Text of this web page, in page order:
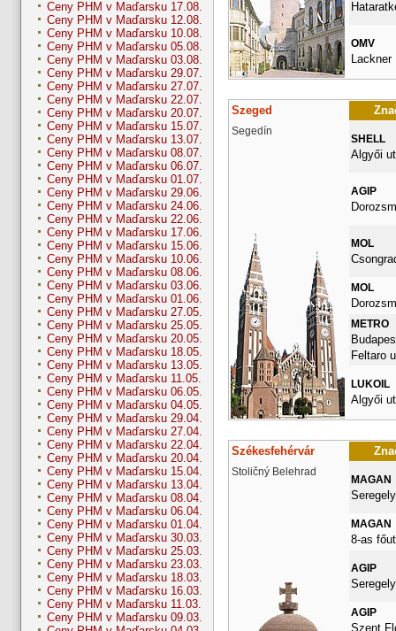
Ceny PHM v Maďarsku 17.08.
Ceny PHM v Maďarsku 12.08.
Ceny PHM v Maďarsku 10.08.
Ceny PHM v Maďarsku 05.08.
Ceny PHM v Maďarsku 03.08.
Ceny PHM v Maďarsku 29.07.
Ceny PHM v Maďarsku 27.07.
Ceny PHM v Maďarsku 22.07.
Ceny PHM v Maďarsku 20.07.
Ceny PHM v Maďarsku 15.07.
Ceny PHM v Maďarsku 13.07.
Ceny PHM v Maďarsku 08.07.
Ceny PHM v Maďarsku 06.07.
Ceny PHM v Maďarsku 01.07.
Ceny PHM v Maďarsku 29.06.
Ceny PHM v Maďarsku 24.06.
Ceny PHM v Maďarsku 22.06.
Ceny PHM v Maďarsku 17.06.
Ceny PHM v Maďarsku 15.06.
Ceny PHM v Maďarsku 10.06.
Ceny PHM v Maďarsku 08.06.
Ceny PHM v Maďarsku 03.06.
Ceny PHM v Maďarsku 01.06.
Ceny PHM v Maďarsku 27.05.
Ceny PHM v Maďarsku 25.05.
Ceny PHM v Maďarsku 20.05.
Ceny PHM v Maďarsku 18.05.
Ceny PHM v Maďarsku 13.05.
Ceny PHM v Maďarsku 11.05.
Ceny PHM v Maďarsku 06.05.
Ceny PHM v Maďarsku 04.05.
Ceny PHM v Maďarsku 29.04.
Ceny PHM v Maďarsku 27.04.
Ceny PHM v Maďarsku 22.04.
Ceny PHM v Maďarsku 20.04.
Ceny PHM v Maďarsku 15.04.
Ceny PHM v Maďarsku 13.04.
Ceny PHM v Maďarsku 08.04.
Ceny PHM v Maďarsku 06.04.
Ceny PHM v Maďarsku 01.04.
Ceny PHM v Maďarsku 30.03.
Ceny PHM v Maďarsku 25.03.
Ceny PHM v Maďarsku 23.03.
Ceny PHM v Maďarsku 18.03.
Ceny PHM v Maďarsku 16.03.
Ceny PHM v Maďarsku 11.03.
Ceny PHM v Maďarsku 09.03.
OMV
Szeged
Segedín
SHELL
Algyői ut
AGIP
MOL
MOL
METRO
Feltaro
LUKOIL
Algyői ut
Székesfehérvár
Stoličný Belehrad
MAGAN
MAGAN
8-as
AGIP
AGIP
Szent